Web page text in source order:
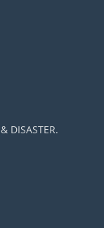
DISASTER.